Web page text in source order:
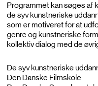
Programmet kan søges af
de syv kunstneriske
som er motiveret for at
genre og kunstneriske
kollektiv dialog med de
De syv kunstneriske
Den Danske Filmskole